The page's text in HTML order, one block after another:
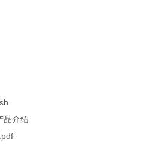
品介绍